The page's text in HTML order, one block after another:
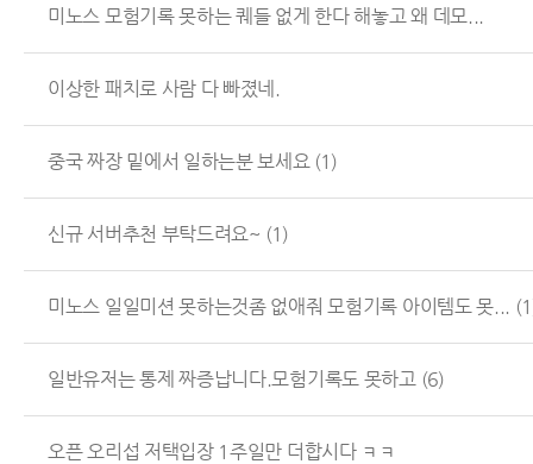
미노스 모험기록 못하는 퀘들 없게 한다 해놓고 왜 데모...
이상한 패치로 사람 다 빠졌네.
중국 짜장 밑에서 일하는분 보세요 (1)
신규 서버추천 부탁드려요~ (1)
미노스 일일미션 못하는것좀 없애줘 모험기록 아이템도 못...
일반유저는 통제 짜증납니다.모험기록도 못하고 (6)
오픈 오리섭 저택입장 1주일만 더합시다 ㅋㅋ